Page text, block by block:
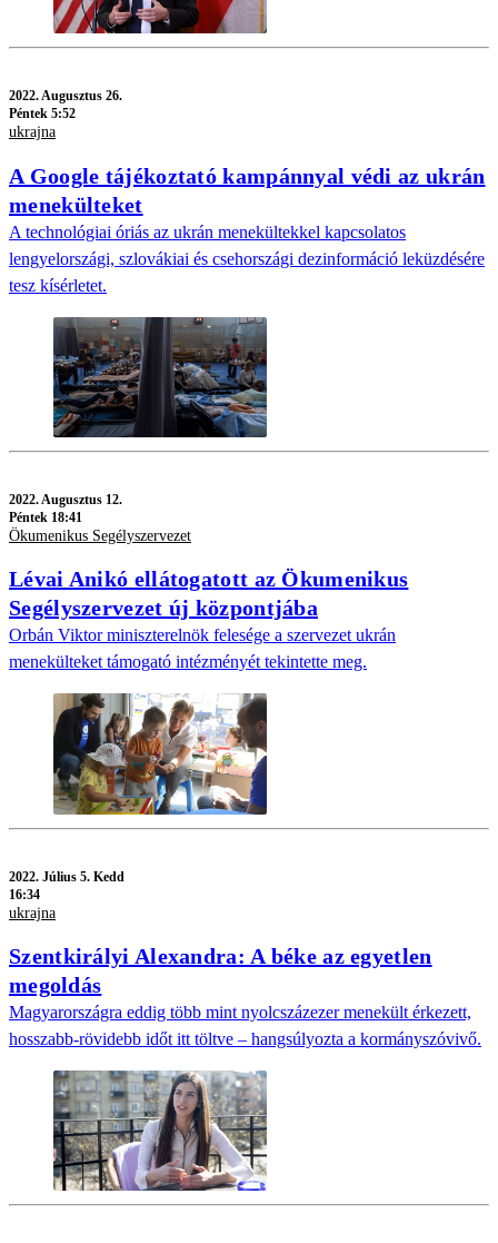
2022.Augusztus 26.
Péntek 5:52
ukrajna
A Google tájékoztató kampánnyal védi az ukrán
menekülteket
A technológiai óriás az ukrán menekültekkel kapcsolatos
lengyelországi, szlovákiai és csehországi dezinformáció leküzdésére
tesz kísérletet.
2022.Augusztus 12.
Péntek 18:41
Ökumenikus Segélyszervezet
Lévai Anikó ellátogatott az Ökumenikus
Segélyszervezet új központjába
Orbán Viktor miniszterelnök felesége a szervezet ukrán
menekülteket támogató intézményét tekintette meg.
2022. Július 5. Kedd
16:34
ukrajna
Szentkirályi Alexandra: A béke az egyetlen
megoldás
Magyarországra eddig több mint nyolcszázezer menekült érkezett,
hosszabb-rövidebb időt itt töltve – hangsúlyozta a kormányszóvivő.